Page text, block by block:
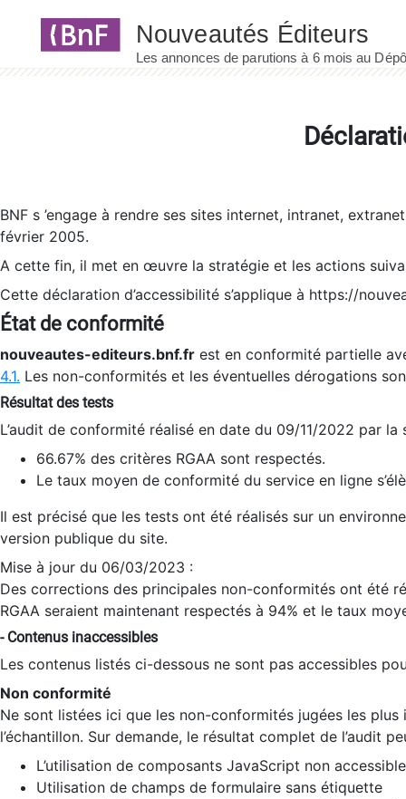
BNF s ’engage à rendre ses sites internet, intranet,
février 2005.
A cette fin, il met en œuvre la stratégie et les actions
Cette déclaration d’accessibilité s’applique à https://
État de conformité
nouveautes-editeurs.bnf.fr est en conformité partielle
4.1. Les non-conformités et les éventuelles dérogations
Résultat des tests
L’audit de conformité réalisé en date du 09/11/2022 par
66.67% des critères RGAA sont respectés.
Le taux moyen de conformité du service en ligne
Il est précisé que les tests ont été réalisés sur un
version publique du site.
Mise à jour du 06/03/2023 :
Des corrections des principales non-conformités ont été
RGAA seraient maintenant respectés à 94% et le taux
- Contenus inaccessibles
Les contenus listés ci-dessous ne sont pas accessibles
Non conformité
Ne sont listées ici que les non-conformités jugées les
l’échantillon. Sur demande, le résultat complet de l’audit
L’utilisation de composants JavaScript non
Utilisation de champs de formulaire sans étiquette